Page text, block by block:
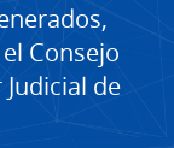
Consejo
de